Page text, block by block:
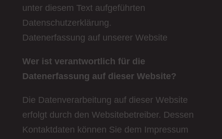
unter diesem Text aufgeführten
Datenschutzerklärung.
Datenerfassung auf unserer Website
Wer ist verantwortlich für die
Datenerfassung auf dieser Website?
Die Datenverarbeitung auf dieser Website
erfolgt durch den Websitebetreiber. Dessen
Kontaktdaten können Sie dem Impressum